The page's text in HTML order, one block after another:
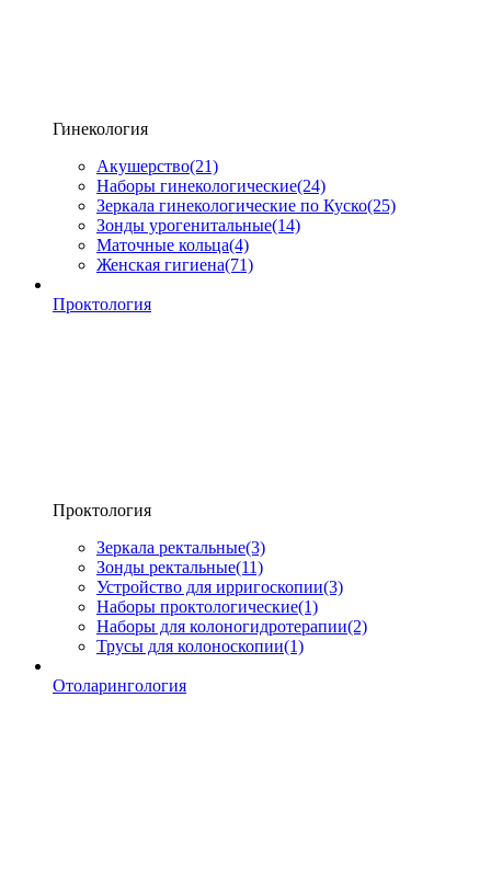
Гинекология
Акушерство(21)
Наборы гинекологические(24)
Зеркала гинекологические по Куско(25)
Зонды урогенитальные(14)
Маточные кольца(4)
Женская гигиена(71)
Проктология
Проктология
Зеркала ректальные(3)
Зонды ректальные(11)
Устройство для ирригоскопии(3)
Наборы проктологические(1)
Наборы для колоногидротерапии(2)
Трусы для колоноскопии(1)
Отоларингология